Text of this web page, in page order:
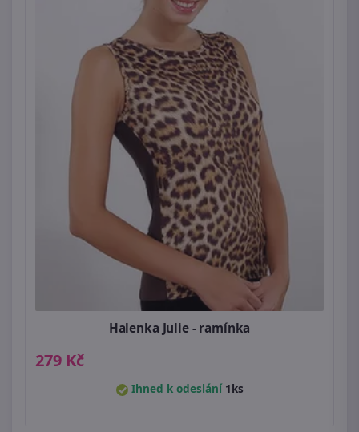
Halenka Julie - ramínka
279 Kč
Ihned k odeslání 1ks